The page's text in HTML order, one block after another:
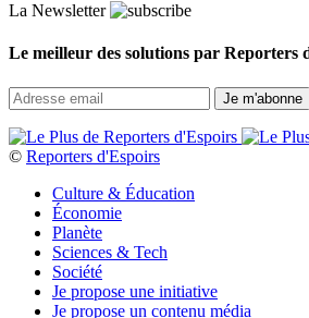
La Newsletter
Le meilleur des solutions par Reporters
© Reporters d'Espoirs
Culture & Éducation
Économie
Planète
Sciences & Tech
Société
Je propose une initiative
Je propose un contenu média